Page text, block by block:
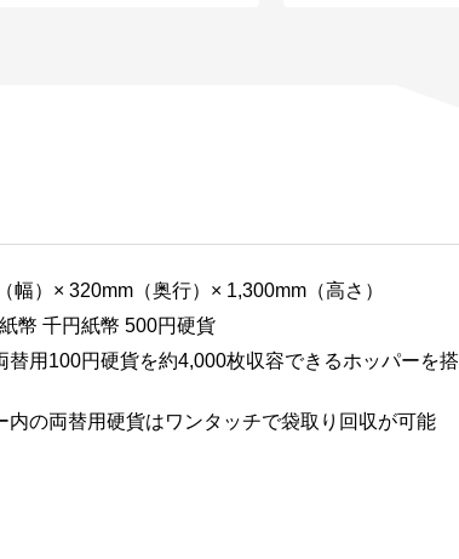
幅）× 320mm（奥行）× 1,300mm（高さ）
紙幣 千円紙幣 500円硬貨
替用100円硬貨を約4,000枚収容できるホッパーを搭
内の両替用硬貨はワンタッチで袋取り回収が可能